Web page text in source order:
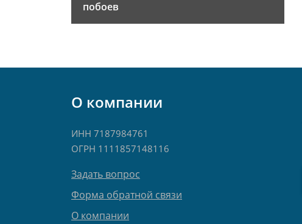
побоев
О компании
ИНН 7187984761
ОГРН 1111857148116
Задать вопрос
Форма обратной связи
О компании